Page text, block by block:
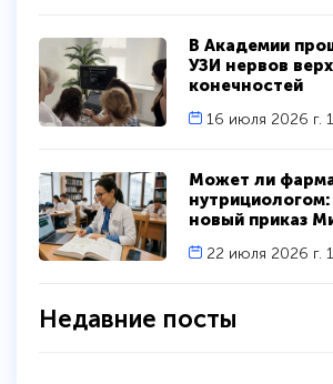
Недавние посты
Может ли
новый приказ
22 июля 2026 г.
В Академии
УЗИ нервов
конечностей
16 июля 2026 г.